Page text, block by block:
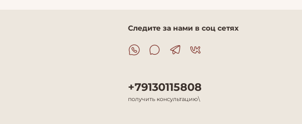
Следите за нами в соц сетях
+79130115808
получить консультацию\